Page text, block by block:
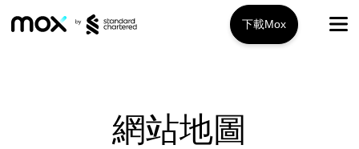
下載Mox
開戶指南
網站地圖